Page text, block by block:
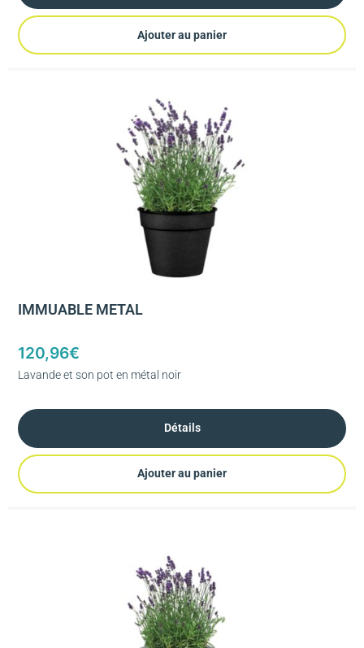
Ajouter au panier
IMMUABLE METAL
120,96€
Lavande et son pot en métal noir
Détails
Ajouter au panier